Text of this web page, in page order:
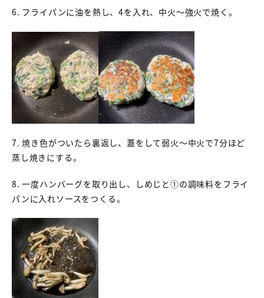
6. フライパンに油を熱し、4を入れ、中火～強火で焼く。
7. 焼き色がついたら裏返し、蓋をして弱火～中火で7分ほど
蒸し焼きにする。
8. 一度ハンバーグを取り出し、しめじと①の調味料をフライ
パンに入れソースをつくる。